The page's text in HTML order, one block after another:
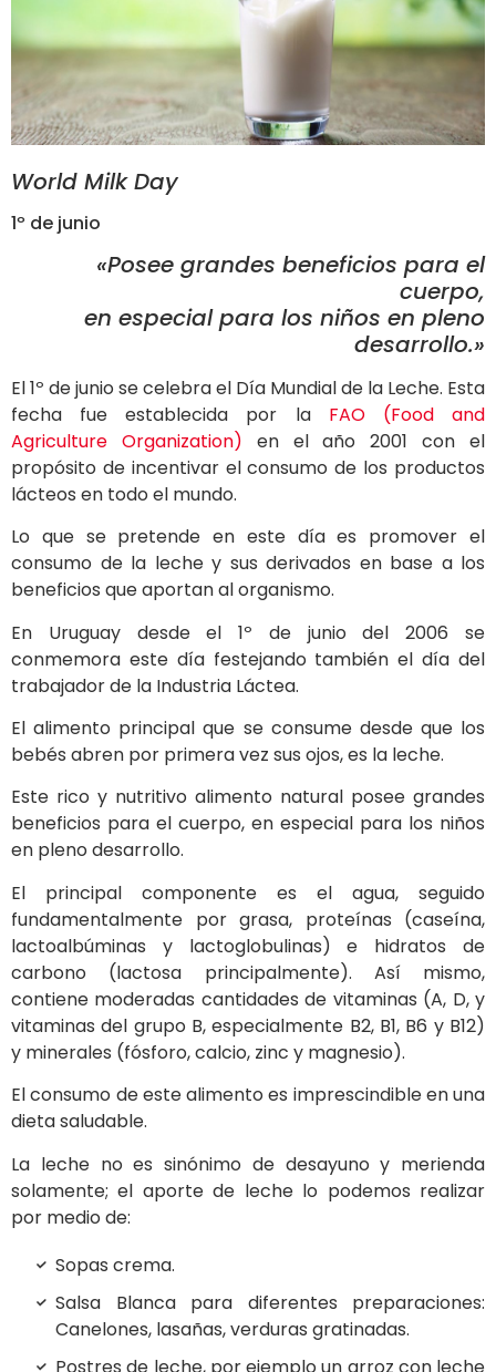
World Milk Day
1º de junio
«Posee grandes beneficios para el
cuerpo,
en especial para los niños en pleno
desarrollo.»
El 1º de junio se celebra el Día Mundial de la Leche. Esta
fecha fue establecida por la FAO (Food and
Agriculture Organization) en el año 2001 con el
propósito de incentivar el consumo de los productos
lácteos en todo el mundo.
Lo que se pretende en este día es promover el
consumo de la leche y sus derivados en base a los
beneficios que aportan al organismo.
En Uruguay desde el 1º de junio del 2006 se
conmemora este día festejando también el día del
trabajador de la Industria Láctea.
El alimento principal que se consume desde que los
bebés abren por primera vez sus ojos, es la leche.
Este rico y nutritivo alimento natural posee grandes
beneficios para el cuerpo, en especial para los niños
en pleno desarrollo.
El principal componente es el agua, seguido
fundamentalmente por grasa, proteínas (caseína,
lactoalbúminas y lactoglobulinas) e hidratos de
carbono (lactosa principalmente). Así mismo,
contiene moderadas cantidades de vitaminas (A, D, y
vitaminas del grupo B, especialmente B2, B1, B6 y B12)
y minerales (fósforo, calcio, zinc y magnesio).
El consumo de este alimento es imprescindible en una
dieta saludable.
La leche no es sinónimo de desayuno y merienda
solamente; el aporte de leche lo podemos realizar
por medio de:
Sopas crema.
Salsa Blanca para diferentes preparaciones:
Canelones, lasañas, verduras gratinadas.